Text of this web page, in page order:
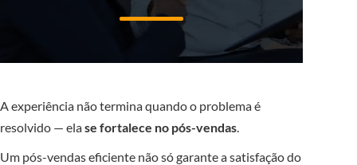
A experiência não termina quando o problema é
resolvido — elase fortalece no pós-vendas.
Um pós-vendas eficiente não só garante a satisfação do